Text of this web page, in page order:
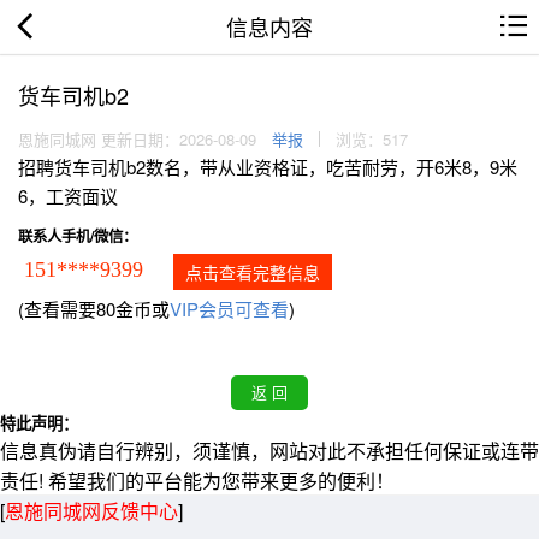
信息内容
货车司机b2
恩施同城网 更新日期：2026-08-09 举报 浏览：517
招聘货车司机b2数名，带从业资格证，吃苦耐劳，开6米8，9米
6，工资面议
联系人手机/微信：
151****9399 点击查看完整信息
(查看需要80金币或VIP会员可查看)
特此声明：
信息真伪请自行辨别，须谨慎，网站对此不承担任何保证或连带
责任! 希望我们的平台能为您带来更多的便利！
[恩施同城网反馈中心]